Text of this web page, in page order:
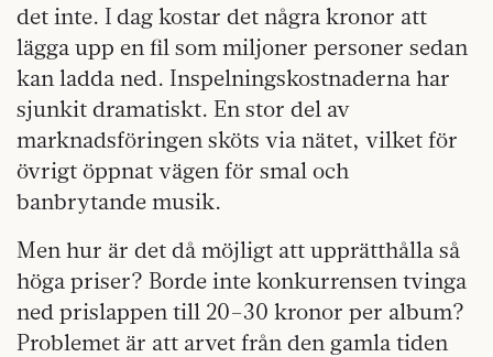
det inte. I dag kostar det några kronor att
lägga upp en fil som miljoner personer sedan
kan ladda ned. Inspelningskostnaderna har
sjunkit dramatiskt. En stor del av
marknadsföringen sköts via nätet, vilket för
övrigt öppnat vägen för smal och
banbrytande musik.
Men hur är det då möjligt att upprätthålla så
höga priser? Borde inte konkurrensen tvinga
ned prislappen till 20–30 kronor per album?
Problemet är att arvet från den gamla tiden